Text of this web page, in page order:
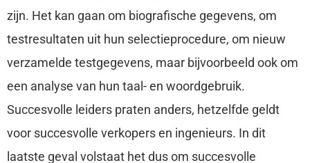
zijn. Het kan gaan om biografische gegevens, om
testresultaten uit hun selectieprocedure, om nieuw
verzamelde testgegevens, maar bijvoorbeeld ook om
een analyse van hun taal- en woordgebruik.
Succesvolle leiders praten anders, hetzelfde geldt
voor succesvolle verkopers en ingenieurs. In dit
laatste geval volstaat het dus om succesvolle